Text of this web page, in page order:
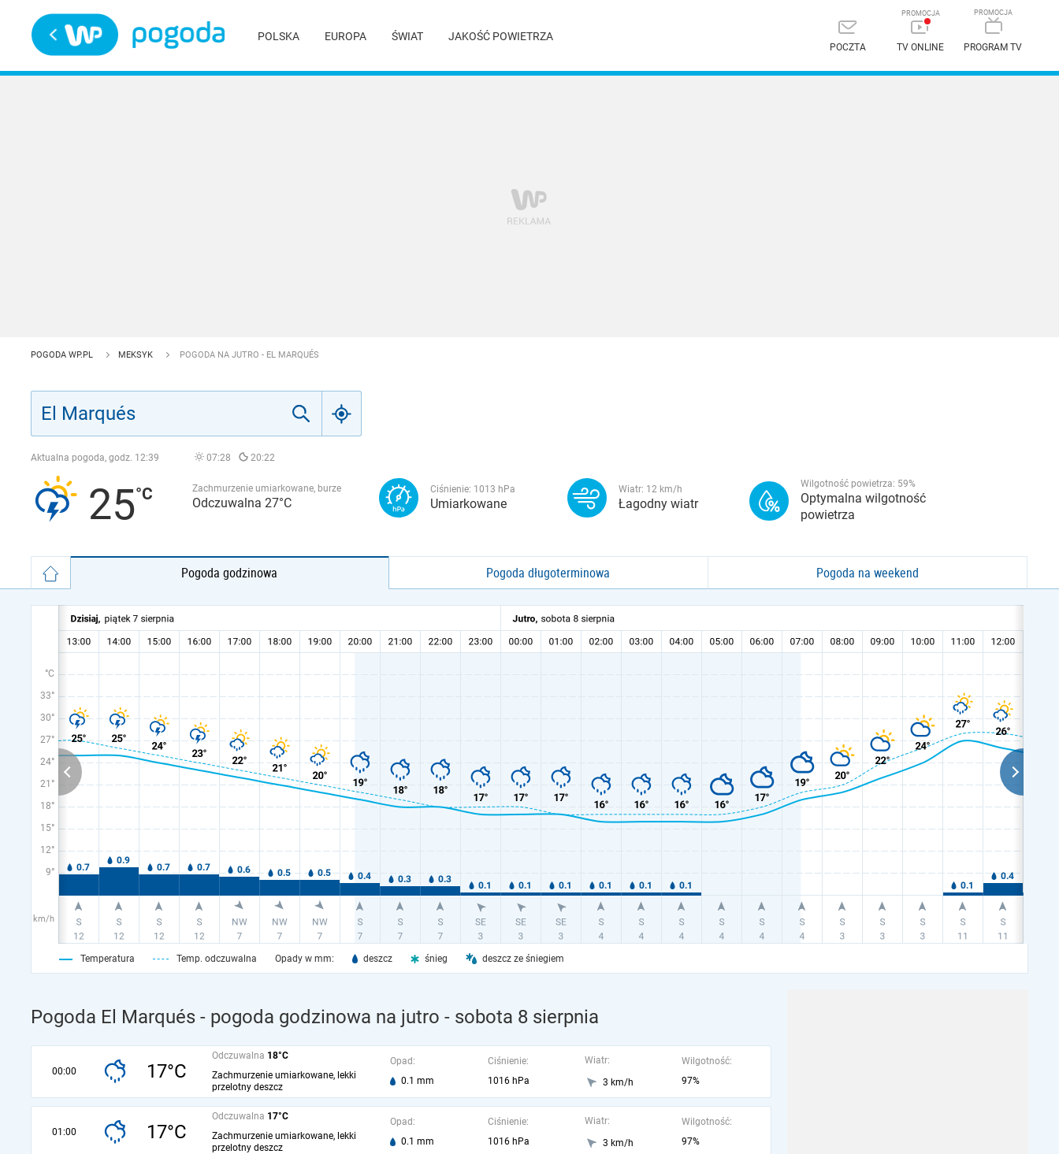
POLSKA EUROPA ŚWIAT JAKOŚĆ POWIETRZA
POCZTA TV ONLINE PROGRAM TV
POGODA WP.PL MEKSYK POGODA NA JUTRO - EL MARQUÉS
Aktualna pogoda, godz. 12:39 07:28 20:22
25 Zachmurzenie umiarkowane, burze
Odczuwalna 27°C
Ciśnienie: 1013 hPa
Umiarkowane
Wiatr: 12 km/h
Łagodny wiatr
Wilgotność powietrza: 59%
Optymalna wilgotność
powietrza
Pogoda godzinowa Pogoda długoterminowa Pogoda na weekend
°C
33°
30°
27°
24°
21°
18°
15°
12°
9°
km/h
Temperatura Temp. odczuwalna Opady w mm: deszcz śnieg deszcz ze śniegiem
Pogoda El Marqués - pogoda godzinowa na jutro - sobota 8 sierpnia
00:00 17°C
Odczuwalna 18°C
Zachmurzenie umiarkowane, lekki
przelotny deszcz
Opad:
0.1 mm
Ciśnienie:
1016 hPa
Wiatr:
3 km/h
Wilgotność:
97%
01:00 17°C
Odczuwalna 17°C
Zachmurzenie umiarkowane, lekki
przelotny deszcz
Opad:
0.1 mm
Ciśnienie:
1016 hPa
Wiatr:
3 km/h
Wilgotność:
97%